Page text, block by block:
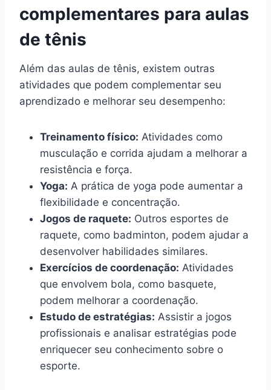
complementares para aulas
de tênis
Além das aulas de tênis, existem outras
atividades que podem complementar seu
aprendizado e melhorar seu desempenho:
Treinamento físico: Atividades como
musculação e corrida ajudam a melhorar a
resistência e força.
Yoga: A prática de yoga pode aumentar a
flexibilidade e concentração.
Jogos de raquete: Outros esportes de
raquete, como badminton, podem ajudar a
desenvolver habilidades similares.
Exercícios de coordenação: Atividades
que envolvem bola, como basquete,
podem melhorar a coordenação.
Estudo de estratégias: Assistir a jogos
profissionais e analisar estratégias pode
enriquecer seu conhecimento sobre o
esporte.